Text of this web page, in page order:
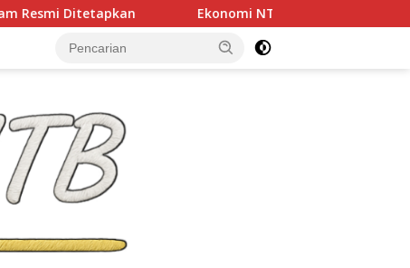
Ekonomi NTB Tumbuh 7,41 Persen, Kemiskinan dan